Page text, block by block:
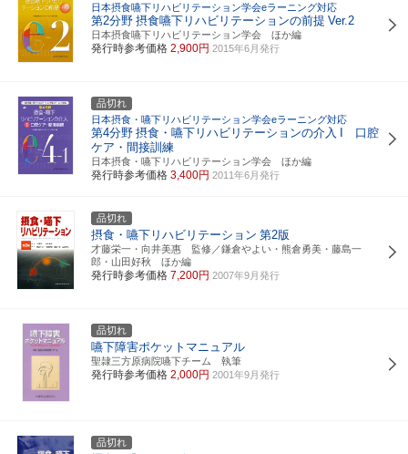
日本摂食嚥下リハビリテーション学会eラーニング対応
第2分野 摂食嚥下リハビリテーションの前提 Ver.2
日本摂食嚥下リハビリテーション学会 ほか編
発行時参考価格 2,900円 2015年6月発行
品切れ
日本摂食・嚥下リハビリテーション学会eラーニング対応
第4分野 摂食・嚥下リハビリテーションの介入
I 口腔
ケア・間接訓練
日本摂食・嚥下リハビリテーション学会 ほか編
発行時参考価格 3,400円 2011年6月発行
品切れ
摂食・嚥下リハビリテーション 第2版
才藤栄一・向井美惠 監修／鎌倉やよい・熊倉勇美・藤島一
郎・山田好秋 ほか編
発行時参考価格 7,200円 2007年9月発行
品切れ
嚥下障害ポケットマニュアル
聖隷三方原病院嚥下チーム 執筆
発行時参考価格 2,000円 2001年9月発行
品切れ